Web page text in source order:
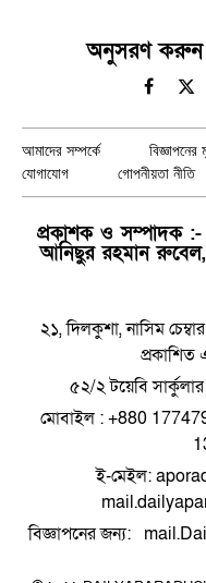
অনুসরণ
Facebook
X
আমাদের সম্পর্কে
যোগাযোগ
গোপনীয়তা নীতি
প্রকাশক ও সম্পাদক
আনিছুর রহমান রুবেল,
২১, দিলকুশা, নাসিম
প্রকাশিত
৫২/২ টয়েবি
মোবাইল : +880
ই-মেইল:
বিজ্ঞাপনের জন্য: